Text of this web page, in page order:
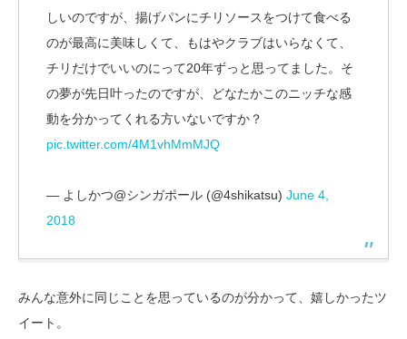
しいのですが、揚げパンにチリソースをつけて食べる
のが最高に美味しくて、もはやクラブはいらなくて、
チリだけでいいのにって20年ずっと思ってました。そ
の夢が先日叶ったのですが、どなたかこのニッチな感
動を分かってくれる方いないですか？
pic.twitter.com/4M1vhMmMJQ
— よしかつ@シンガポール (@4shikatsu) June 4,
2018
みんな意外に同じことを思っているのが分かって、嬉しかったツ
イート。